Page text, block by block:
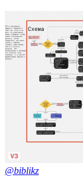
@biblikz